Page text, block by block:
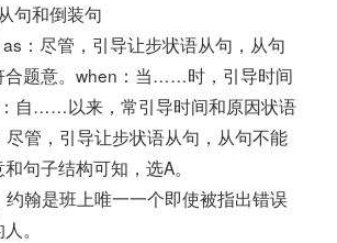
和倒装句
尽管，引导让步状语从句，从句
合题意。when：当……时，引导时间
自……以来，常引导时间和原因状语
尽管，引导让步状语从句，从句不能
句子结构可知，选A。
翰是班上唯一一个即使被指出错误
。